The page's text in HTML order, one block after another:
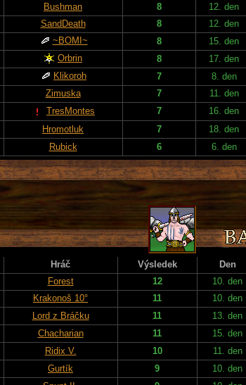
Bushman 8 12. den
SandDeath 8 12. den
~BOMI~ 8 15. den
Orbrin 8 17. den
Klikoroh 7 8. den
Zimuska 7 11. den
TresMontes 7 16. den
Hromotluk 7 18. den
Rubick 6 6. den
Hráč Výsledek Den
Forest 12 10. den
Krakonoš 10° 11 10. den
Lord z Bráčku 11 13. den
Chacharian 11 15. den
Ridix V. 10 11. den
Gurtík 9 10. den